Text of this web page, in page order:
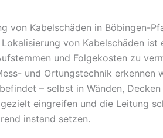
von Kabelschäden in Böbingen-
von Kabelschäden ist
und Folgekosten zu
und Ortungstechnik erkennen
– selbst in Wänden,
eingreifen und die Leitung
instand setzen.